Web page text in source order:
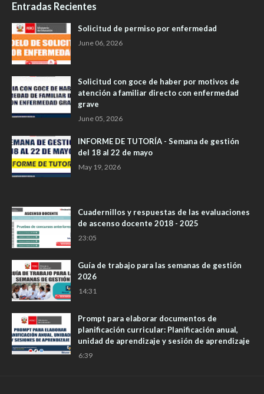
Entradas Recientes
Solicitud de permiso por enfermedad
June 06, 2026
Solicitud con goce de haber por motivos de
atención a familiar directo con enfermedad
grave
June 05, 2026
INFORME DE TUTORÍA - Semana de gestión
del 18 al 22 de mayo
May 19, 2026
Cuadernillos y respuestas de las evaluaciones
de ascenso docente 2018 - 2025
23:05
Guía de trabajo para las semanas de gestión
2026
14:31
Prompt para elaborar documentos de
planificación curricular: Planificación anual,
unidad de aprendizaje y sesión de aprendizaje
6:39